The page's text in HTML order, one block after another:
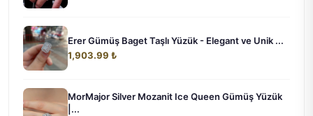
Erer Gümüş Baget Taşlı Yüzük - Elegant ve Unik ...
1,903.99 ₺
MorMajor Silver Mozanit Ice Queen Gümüş Yüzük
|...